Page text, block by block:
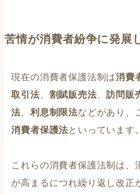
苦情が消費者紛争に発展
現在の消費者保護法制は消費
取引法、 割賦販売法、訪問販
法、利息制限法などがあり、
消費者保護法といっています。
これらの消費者保護法制は、
が高まるにつれ繰り返し改正